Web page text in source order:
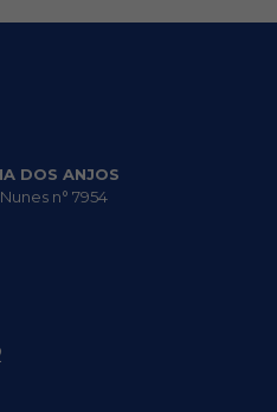
DOS ANJOS
n° 7954